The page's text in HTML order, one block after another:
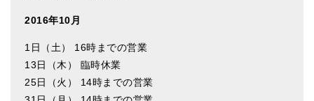
2016年10月
1日（土） 16時までの営業
13日（木） 臨時休業
25日（火） 14時までの営業